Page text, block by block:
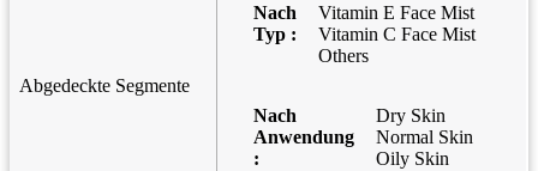
Abgedeckte Segmente
Nach
Typ :
Vitamin E Face Mist
Vitamin C Face Mist
Others
Nach
Anwendung
:
Dry Skin
Normal Skin
Oily Skin